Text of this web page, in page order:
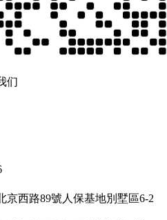
们
京西路89號人保基地別墅區6-2